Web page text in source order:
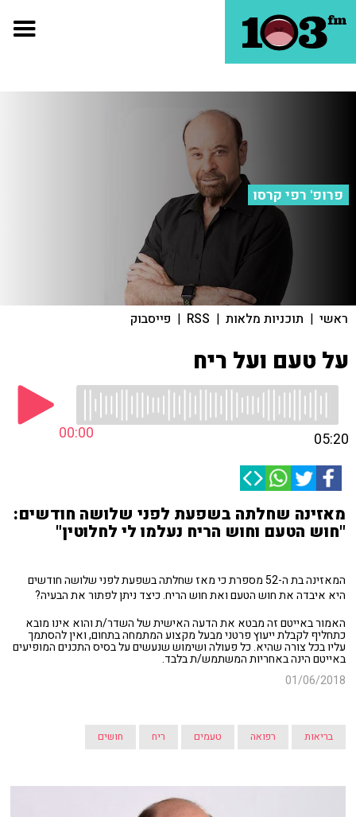
פרופ' רפי קרסו
ראשי | תוכניות מלאות |
RSS
| פייסבוק
על טעם ועל ריח
00:00 05:20
מאזינה שחלתה בשפעת לפני שלושה חודשים:
"חוש הטעם וחוש הריח נעלמו לי לחלוטין"
המאזינה בת ה-52 מספרת כי מאז שחלתה בשפעת לפני שלושה חודשים
היא איבדה את חוש הטעם ואת חוש הריח. כיצד ניתן לפתור את הבעיה?
האמור באייטם זה מבטא את הדעה האישית של השדר/ת והוא אינו מובא
כתחליף לקבלת ייעוץ פרטני מבעל מקצוע המתמחה בתחום, ואין להסתמך
עליו בכל צורה שהיא. כל פעולה ושימוש שנעשים על בסיס התכנים המופיעים
באייטם הינה באחריות המשתמש/ת בלבד.
01/06/2018
בריאות רפואה טעמים ריח חושים